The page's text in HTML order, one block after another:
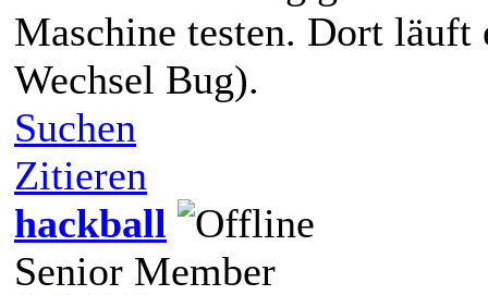
Maschine testen. Dort
Wechsel Bug).
Suchen
Zitieren
hackball
Senior Member